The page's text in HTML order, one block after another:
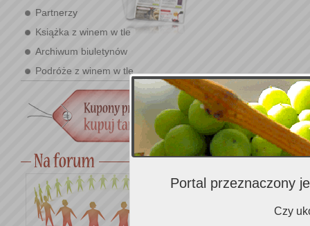
Partnerzy
Książka z winem w tle
Archiwum biuletynów
Podróże z winem w tle
Portal przeznaczony
Czy